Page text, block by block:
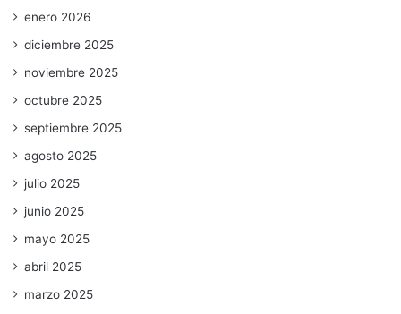
enero 2026
diciembre 2025
noviembre 2025
octubre 2025
septiembre 2025
agosto 2025
julio 2025
junio 2025
mayo 2025
abril 2025
marzo 2025